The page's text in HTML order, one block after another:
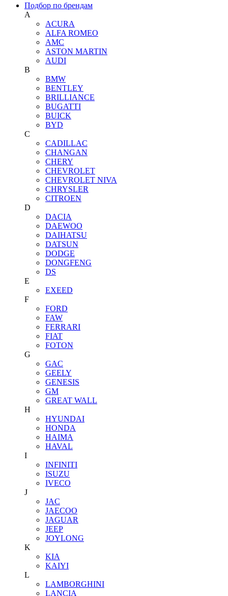
Подбор по брендам
A
ACURA
ALFA ROMEO
AMC
ASTON MARTIN
AUDI
B
BMW
BENTLEY
BRILLIANCE
BUGATTI
BUICK
BYD
C
CADILLAC
CHANGAN
CHERY
CHEVROLET
CHEVROLET NIVA
CHRYSLER
CITROEN
D
DACIA
DAEWOO
DAIHATSU
DATSUN
DODGE
DONGFENG
DS
E
EXEED
F
FORD
FAW
FERRARI
FIAT
FOTON
G
GAC
GEELY
GENESIS
GM
GREAT WALL
H
HYUNDAI
HONDA
HAIMA
HAVAL
I
INFINITI
ISUZU
IVECO
J
JAC
JAECOO
JAGUAR
JEEP
JOYLONG
K
KIA
KAIYI
L
LAMBORGHINI
LANCIA